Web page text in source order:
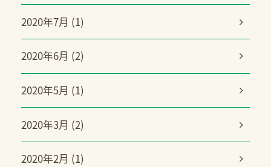
2020年7月 (1)
2020年6月 (2)
2020年5月 (1)
2020年3月 (2)
2020年2月 (1)